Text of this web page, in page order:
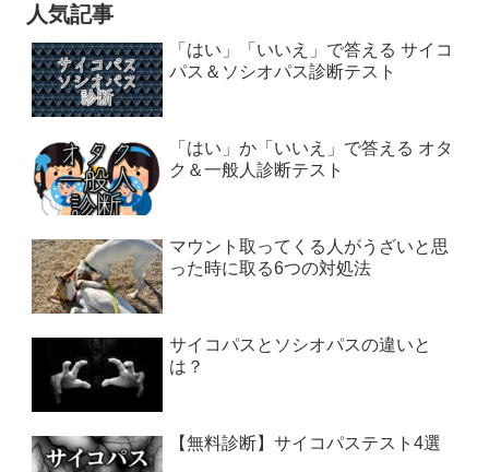
人気記事
「はい」「いいえ」で答える サイコ
パス＆ソシオパス診断テスト
「はい」か「いいえ」で答える オタ
ク＆一般人診断テスト
マウント取ってくる人がうざいと思
った時に取る6つの対処法
サイコパスとソシオパスの違いと
は？
【無料診断】サイコパステスト4選